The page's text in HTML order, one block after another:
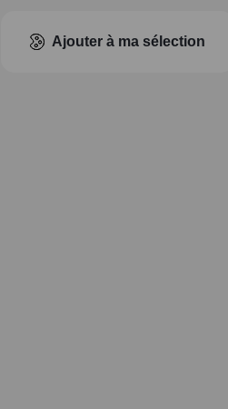
Ajouter à ma sélection